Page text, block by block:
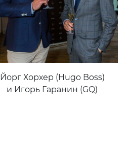
Йорг Хорхер (Hugo Boss)
и Игорь Гаранин (GQ)